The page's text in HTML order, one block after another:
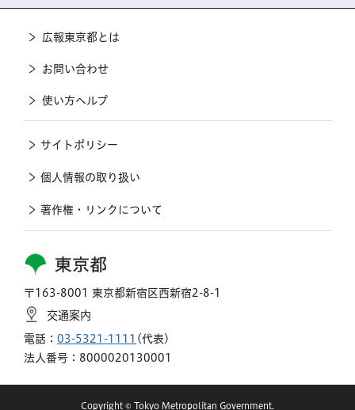
東京都
〒163-8001 東京都新宿区西新宿2-8-1
交通案内
電話： 03-5321-1111 (代表)
法人番号：8000020130001
広報東京都とは
お問い合わせ
使い方ヘルプ
サイトポリシー
個人情報の取り扱い
著作権・リンクについて
Copyright © Tokyo Metropolitan Government.